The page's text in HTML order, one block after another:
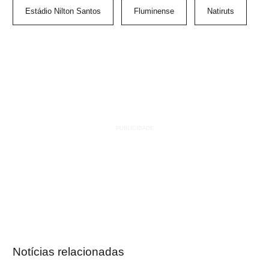
Estádio Nilton Santos Fluminense Natiruts
Notícias relacionadas